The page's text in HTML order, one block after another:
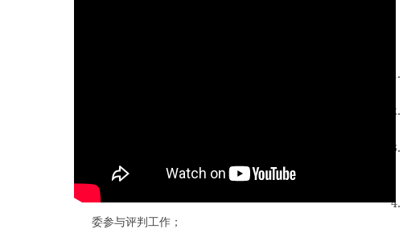
委参与评判工作；